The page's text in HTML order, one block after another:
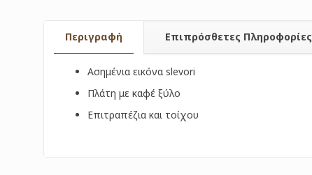
Περιγραφή Επιπρόσθετες Πληροφορίες
Ασημένια εικόνα slevori
Πλάτη με καφέ ξύλο
Επιτραπέζια και τοίχου